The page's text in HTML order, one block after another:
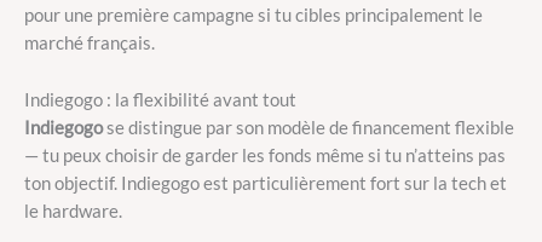
pour une première campagne si tu cibles principalement le
marché français.
Indiegogo : la flexibilité avant tout
Indiegogose distingue par son modèle de financement flexible
— tu peux choisir de garder les fonds même si tu n’atteins pas
ton objectif. Indiegogo est particulièrement fort sur la tech et
le hardware.